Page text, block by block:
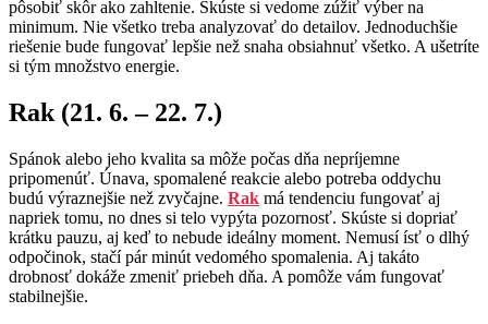
pôsobiť skôr ako zahltenie. Skúste si vedome zúžiť výber na
minimum. Nie všetko treba analyzovať do detailov. Jednoduchšie
riešenie bude fungovať lepšie než snaha obsiahnuť všetko. A ušetríte
si tým množstvo energie.
Rak (21. 6. – 22. 7.)
Spánok alebo jeho kvalita sa môže počas dňa nepríjemne
pripomenúť. Únava, spomalené reakcie alebo potreba oddychu
budú výraznejšie než zvyčajne. Rak má tendenciu fungovať aj
napriek tomu, no dnes si telo vypýta pozornosť. Skúste si dopriať
krátku pauzu, aj keď to nebude ideálny moment. Nemusí ísť o dlhý
odpočinok, stačí pár minút vedomého spomalenia. Aj takáto
drobnosť dokáže zmeniť priebeh dňa. A pomôže vám fungovať
stabilnejšie.